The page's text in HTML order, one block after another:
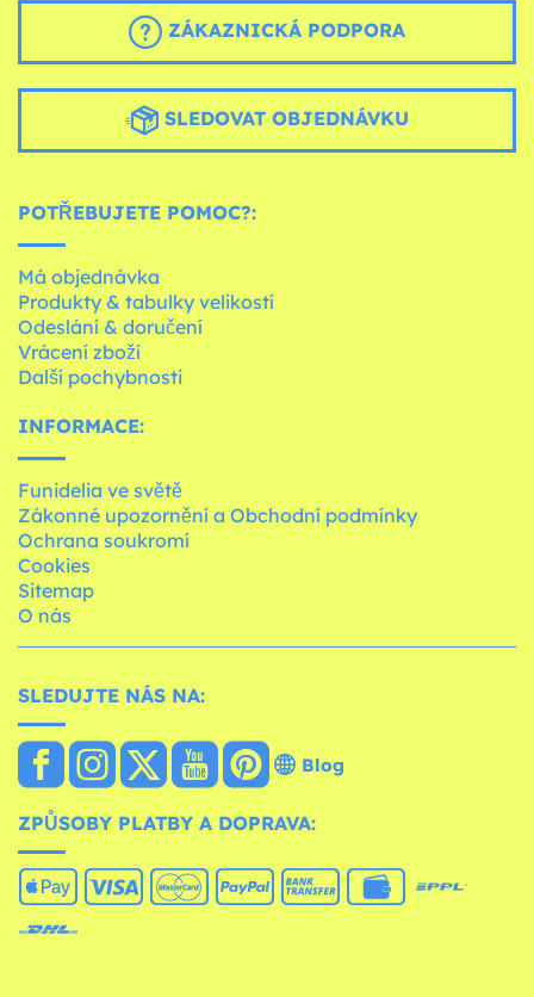
ZÁKAZNICKÁ PODPORA
SLEDOVAT OBJEDNÁVKU
POTŘEBUJETE POMOC?:
Má objednávka
Produkty & tabulky velikostí
Odeslání & doručení
Vrácení zboží
Další pochybnosti
INFORMACE:
Funidelia ve světě
Zákonné upozornění a Obchodní podmínky
Ochrana soukromí
Cookies
Sitemap
O nás
SLEDUJTE NÁS NA:
Blog
ZPŮSOBY PLATBY A DOPRAVA: